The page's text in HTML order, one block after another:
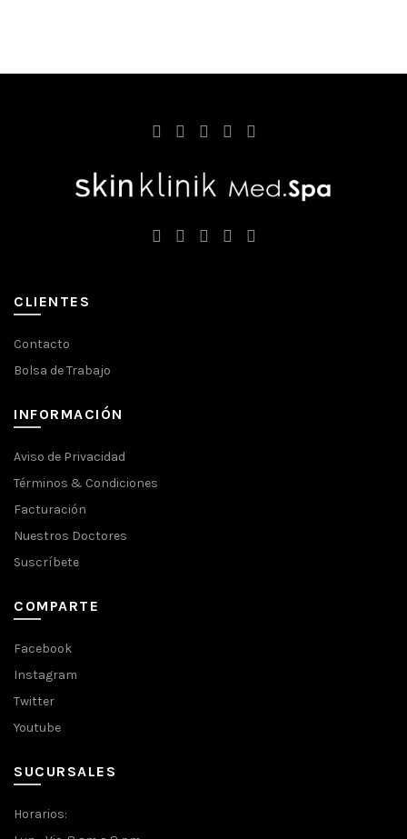
CLIENTES
Contacto
Bolsa de Trabajo
INFORMACIÓN
Aviso de Privacidad
Términos & Condiciones
Facturación
Nuestros Doctores
Suscríbete
COMPARTE
Facebook
Instagram
Twitter
Youtube
SUCURSALES
Horarios: